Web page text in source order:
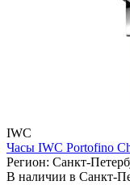
IWC
Часы IWC Portofino
Регион: Санкт-
В наличии в Санкт-